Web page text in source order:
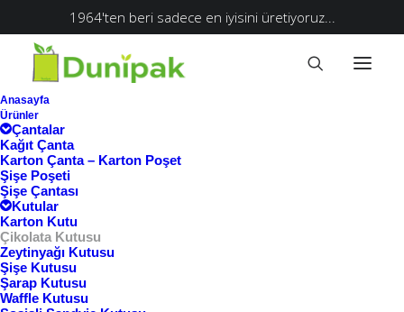
1964'ten beri sadece en iyisini üretiyoruz...
Anasayfa
Ürünler
Çantalar
Kağıt Çanta
Karton Çanta – Karton Poşet
Şişe Poşeti
Şişe Çantası
Kutular
Karton Kutu
Çikolata Kutusu
Zeytinyağı Kutusu
Şişe Kutusu
Şarap Kutusu
Waffle Kutusu